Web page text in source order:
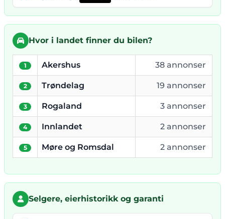
Hvor i landet finner du bilen?
1 Akershus 38 annonser
2 Trøndelag 19 annonser
3 Rogaland 3 annonser
4 Innlandet 2 annonser
5 Møre og Romsdal 2 annonser
Selgere, eierhistorikk og garanti